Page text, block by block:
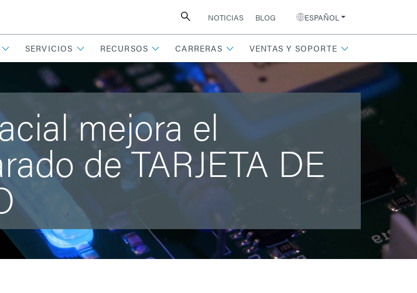
NOTICIAS BLOG ESPAÑOL
SERVICIOS RECURSOS CARRERAS VENTAS Y SOPORTE
mejora el
de TARJETA DE